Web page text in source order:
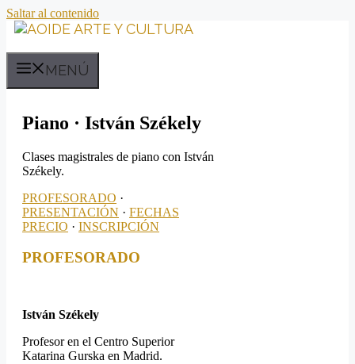
Saltar al contenido
MENÚ
Piano · István Székely
Clases magistrales de piano con István
Székely.
PROFESORADO ·
PRESENTACIÓN · FECHAS
PRECIO · INSCRIPCIÓN
PROFESORADO
István Székely
Profesor en el Centro Superior
Katarina Gurska en Madrid.